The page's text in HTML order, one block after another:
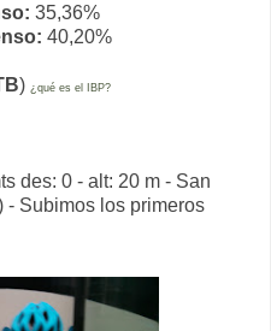
35,36%
40,20%
) ¿qué es el IBP?
des: 0 - alt: 20 m - San
- Subimos los primeros